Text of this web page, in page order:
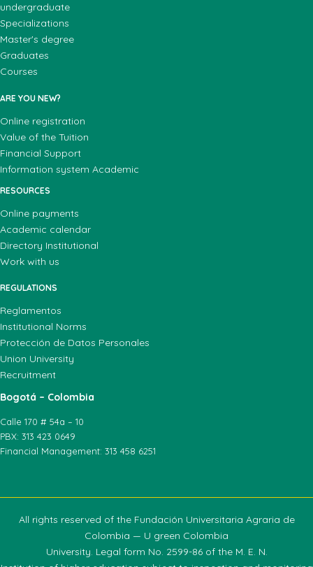
undergraduate
Specializations
Master's degree
Graduates
Courses
ARE YOU NEW?
Online registration
Value of the Tuition
Financial Support
Information system Academic
RESOURCES
Online payments
Academic calendar
Directory Institutional
Work with us
REGULATIONS
Reglamentos
Institutional Norms
Protección de Datos Personales
Union University
Recruitment
Bogotá – Colombia
Calle 170 # 54a – 10
PBX: 313 423 0649
Financial Management: 313 458 6251
All rights reserved of the Fundación Universitaria Agraria de
Colombia — U green Colombia
University. Legal form No. 2599-86 of the M. E. N.